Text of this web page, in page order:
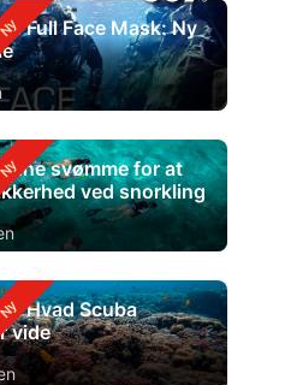
Full Face Mask: Ny
svømme for at
ved snorkling
Hvad Scuba
vide